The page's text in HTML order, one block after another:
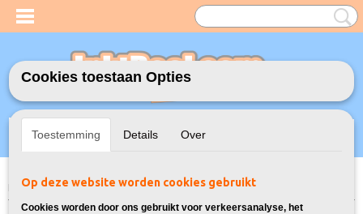
Inloggen Registreren
UW WINKELWAGEN
Home>Toners
Cookies toestaan Opties
Toestemming Details Over
Op deze website worden cookies gebruikt
Cookies worden door ons gebruikt voor verkeersanalyse, het